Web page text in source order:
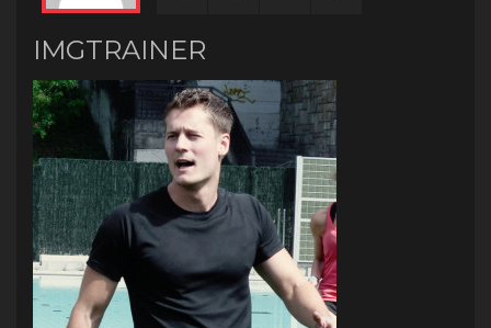
IMGTRAINER